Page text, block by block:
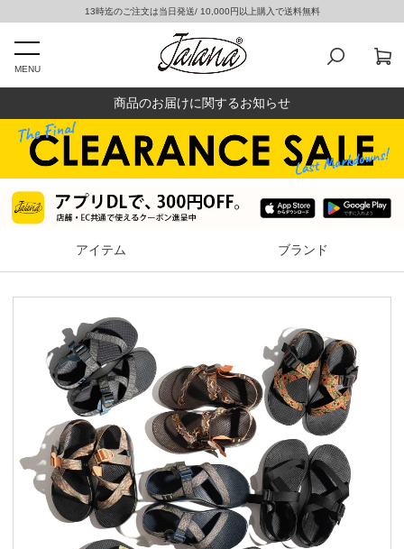
13時迄のご注文は当日発送/ 10,000円以上購入で送料無料
MENU
商品のお届けに関するお知らせ
アイテム ブランド